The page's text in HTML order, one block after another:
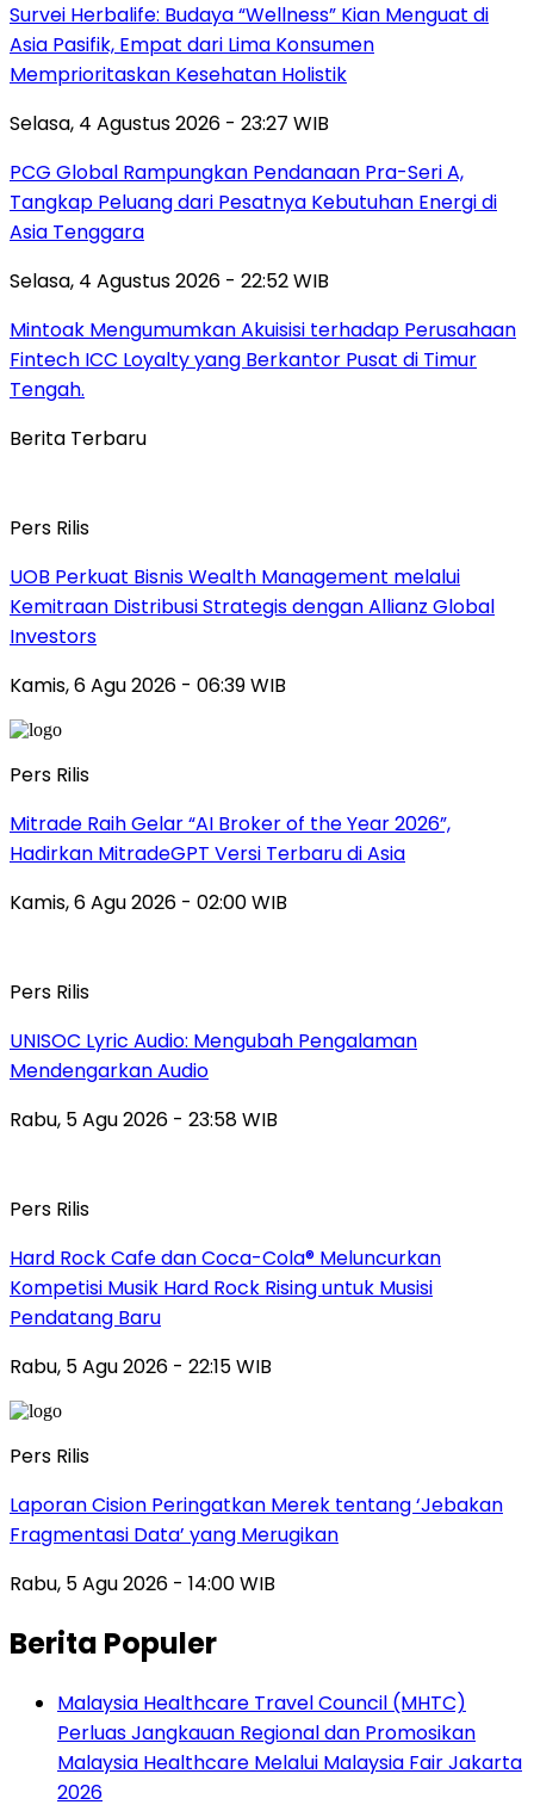
Survei Herbalife: Budaya “Wellness” Kian Menguat di
Asia Pasifik, Empat dari Lima Konsumen
Memprioritaskan Kesehatan Holistik
Selasa, 4 Agustus 2026 - 23:27 WIB
PCG Global Rampungkan Pendanaan Pra-Seri A,
Tangkap Peluang dari Pesatnya Kebutuhan Energi di
Asia Tenggara
Selasa, 4 Agustus 2026 - 22:52 WIB
Mintoak Mengumumkan Akuisisi terhadap Perusahaan
Fintech ICC Loyalty yang Berkantor Pusat di Timur
Tengah.
Berita Terbaru
Pers Rilis
UOB Perkuat Bisnis Wealth Management melalui
Kemitraan Distribusi Strategis dengan Allianz Global
Investors
Kamis, 6 Agu 2026 - 06:39 WIB
Pers Rilis
Mitrade Raih Gelar “AI Broker of the Year 2026”,
Hadirkan MitradeGPT Versi Terbaru di Asia
Kamis, 6 Agu 2026 - 02:00 WIB
Pers Rilis
UNISOC Lyric Audio: Mengubah Pengalaman
Mendengarkan Audio
Rabu, 5 Agu 2026 - 23:58 WIB
Pers Rilis
Hard Rock Cafe dan Coca-Cola® Meluncurkan
Kompetisi Musik Hard Rock Rising untuk Musisi
Pendatang Baru
Rabu, 5 Agu 2026 - 22:15 WIB
Pers Rilis
Laporan Cision Peringatkan Merek tentang ‘Jebakan
Fragmentasi Data’ yang Merugikan
Rabu, 5 Agu 2026 - 14:00 WIB
Berita Populer
Malaysia Healthcare Travel Council (MHTC)
Perluas Jangkauan Regional dan Promosikan
Malaysia Healthcare Melalui Malaysia Fair Jakarta
2026